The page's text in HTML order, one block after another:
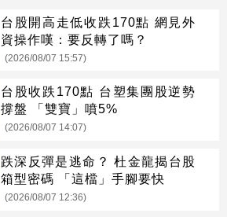
台股開高走低收跌170點 網見外
資操作嘆：要反轉了嗎？
(2026/08/07 15:57)
台股收跌170點 台塑集團股逆勢
撐盤 「雙寶」噴5%
(2026/08/07 14:07)
跌深反彈是逃命？ 杜金龍揭台股
箱型密碼 「這檔」手腳要快
(2026/08/07 12:36)